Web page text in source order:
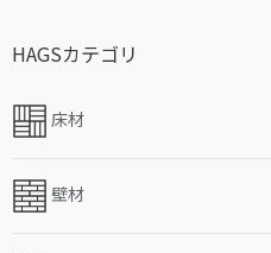
HAGSカテゴリ
床材
壁材